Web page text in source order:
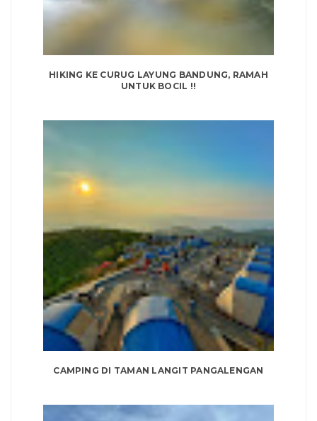
HIKING KE CURUG LAYUNG BANDUNG, RAMAH
UNTUK BOCIL !!
CAMPING DI TAMAN LANGIT PANGALENGAN